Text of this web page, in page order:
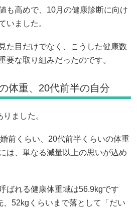
も高めで、10月の健康診断に向け
いました。
た目だけでなく、こうした健康数
要な取り組みだったのです。
体重、20代前半の自分
ました。
前くらい、20代前半くらいの体重
は、単なる減量以上の思いが込め
ばれる健康体重域は56.9kgです
、52kgくらいまで落として「だい